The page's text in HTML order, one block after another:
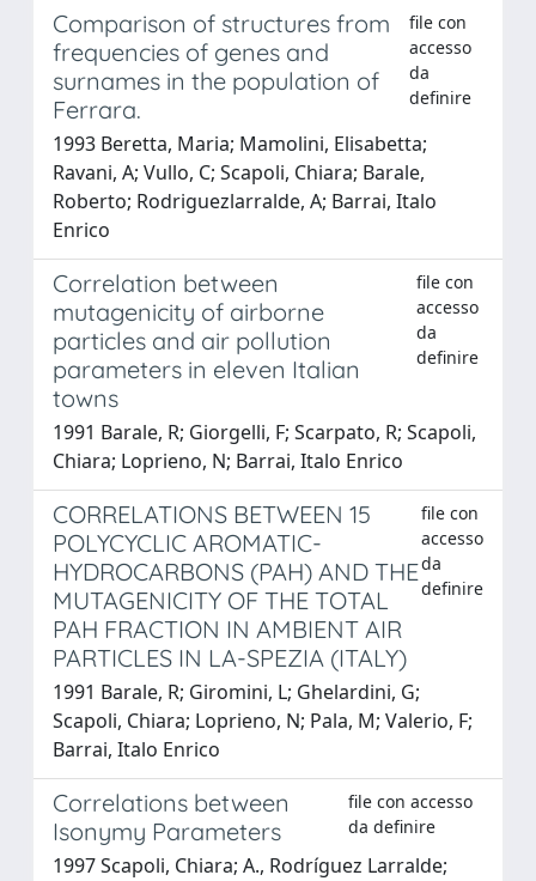
Comparison of structures from
frequencies of genes and
surnames in the population of
Ferrara.
file con
accesso
da
definire
1993 Beretta, Maria; Mamolini, Elisabetta;
Ravani, A; Vullo, C; Scapoli, Chiara; Barale,
Roberto; Rodriguezlarralde, A; Barrai, Italo
Enrico
Correlation between
mutagenicity of airborne
particles and air pollution
parameters in eleven Italian
towns
file con
accesso
da
definire
1991 Barale, R; Giorgelli, F; Scarpato, R; Scapoli,
Chiara; Loprieno, N; Barrai, Italo Enrico
CORRELATIONS BETWEEN 15
POLYCYCLIC AROMATIC-
HYDROCARBONS (PAH) AND THE
MUTAGENICITY OF THE TOTAL
PAH FRACTION IN AMBIENT AIR
PARTICLES IN LA-SPEZIA (ITALY)
file con
accesso
da
definire
1991 Barale, R; Giromini, L; Ghelardini, G;
Scapoli, Chiara; Loprieno, N; Pala, M; Valerio, F;
Barrai, Italo Enrico
Correlations between
Isonymy Parameters
file con accesso
da definire
1997 Scapoli, Chiara; A., Rodríguez Larralde;